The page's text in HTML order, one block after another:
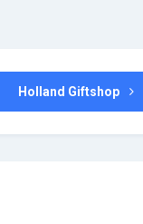
Holland Giftshop